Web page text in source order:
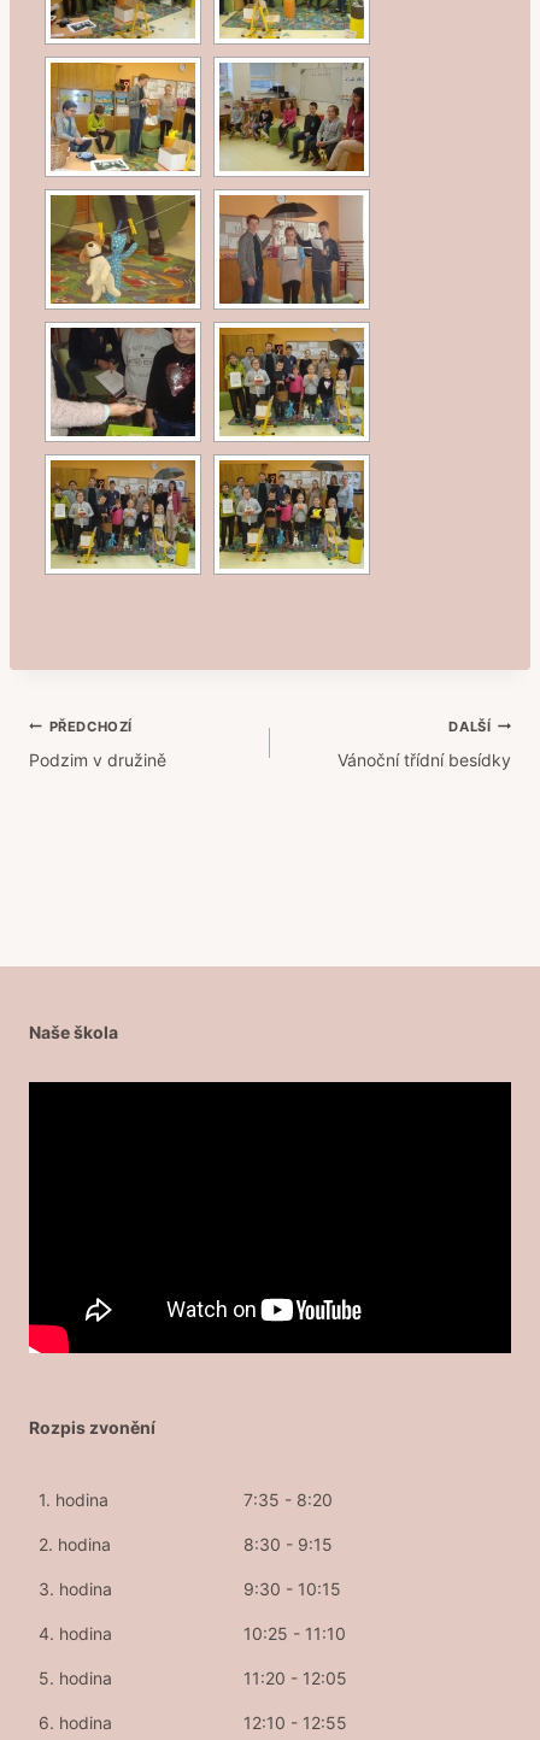
Navigace
pro
PŘEDCHOZÍ
Podzim v družině
DALŠÍ
Vánoční třídní besídky
Naše škola
Rozpis zvonění
1. hodina 7:35 - 8:20
2. hodina 8:30 - 9:15
3. hodina 9:30 - 10:15
4. hodina 10:25 - 11:10
5. hodina 11:20 - 12:05
6. hodina 12:10 - 12:55